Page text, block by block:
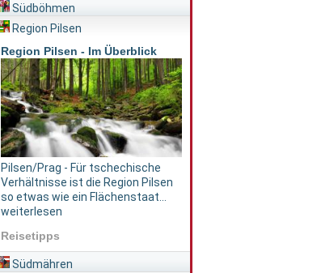
Südböhmen
Region Pilsen
Region Pilsen - Im Überblick
Pilsen/Prag - Für tschechische
Verhältnisse ist die Region Pilsen
so etwas wie ein Flächenstaat...
weiterlesen
Reisetipps
Südmähren